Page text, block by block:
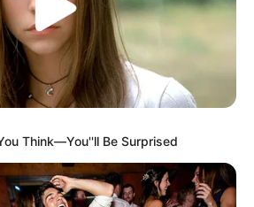
LOCALIDAD DE USAQUÉN
DESAPARECIDOS
LOCALIDAD DE ENGATIVÁ
OCCIDENTE
SUBA
Think—You''ll Be Surprised